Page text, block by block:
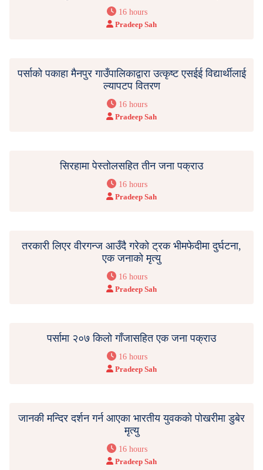
16 hours
Pradeep Sah
पर्साको पकाहा मैनपुर गाउँपालिकाद्वारा उत्कृष्ट एसईई विद्यार्थीलाई
ल्यापटप वितरण
16 hours
Pradeep Sah
सिरहामा पेस्तोलसहित तीन जना पक्राउ
16 hours
Pradeep Sah
तरकारी लिएर वीरगन्ज आउँदै गरेको ट्रक भीमफेदीमा दुर्घटना,
एक जनाको मृत्यु
16 hours
Pradeep Sah
पर्सामा २०७ किलो गाँजासहित एक जना पक्राउ
16 hours
Pradeep Sah
जानकी मन्दिर दर्शन गर्न आएका भारतीय युवकको पोखरीमा डुबेर
मृत्यु
16 hours
Pradeep Sah